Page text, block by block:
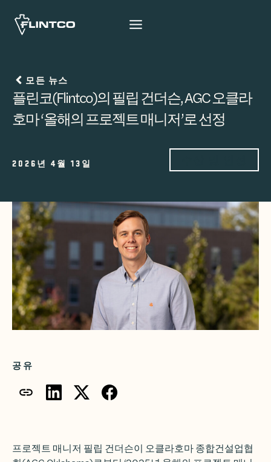
모든 뉴스
플린코(Flintco)의 필립 건더슨, AGC 오클라
호마 ‘올해의 프로젝트 매니저’로 선정
2026년 4월 13일
공유
프로젝트 매니저 필립 건더슨이 오클라호마 종합건설업협